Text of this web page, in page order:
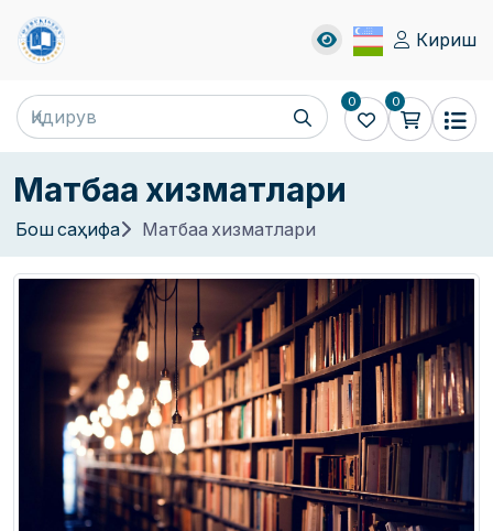
Кириш
0 0
Матбаа хизматлари
Бош саҳифа Матбаа хизматлари